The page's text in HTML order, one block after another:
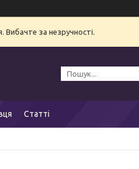
за незручності.
Статті